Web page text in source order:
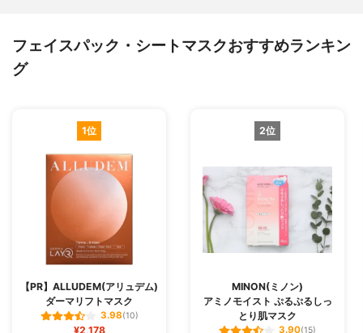
フェイスパック・シートマスクおすすめランキン
グ
1位
【PR】ALLUDEM(アリュデム)
ダーマリフトマスク
3.98(10)
¥2,178
2位
MINON(ミノン)
アミノモイスト ぷるぷるしっ
とり肌マスク
3.90(15)